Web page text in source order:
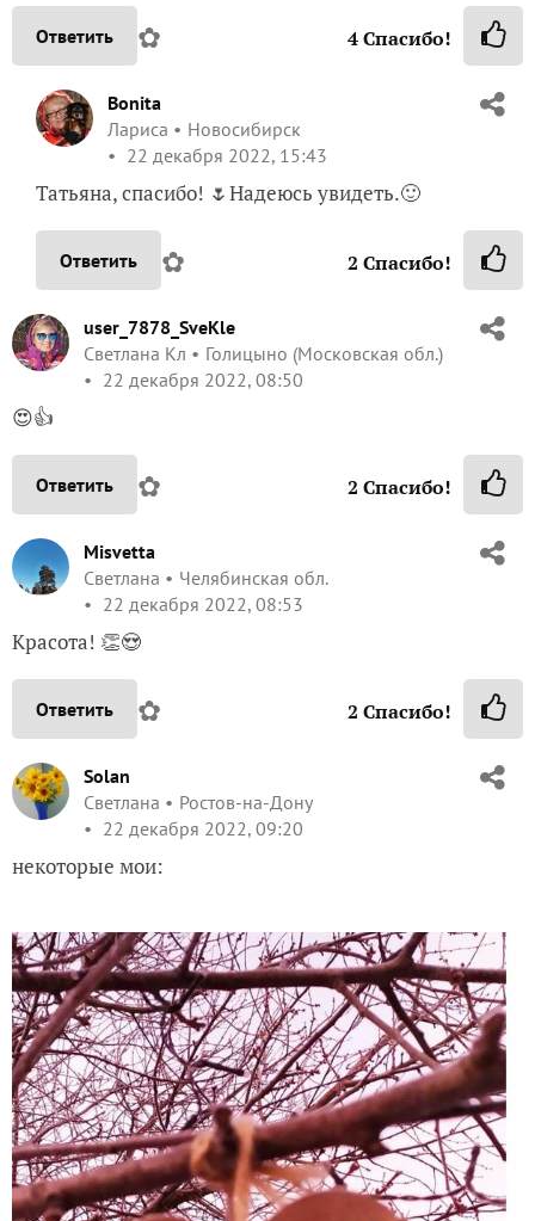
Ответить ✿ 4Спасибо!
Bonita
Лариса
Новосибирск
22 декабря 2022, 15:43
Татьяна, спасибо! 🌷Надеюсь увидеть.🙂
Ответить ✿ 2 Спасибо!
user_7878_SveKle
Светлана Кл
Голицыно (Московская обл.)
22 декабря 2022, 08:50
😍👍
Ответить ✿ 2 Спасибо!
Misvetta
Светлана
Челябинская обл.
22 декабря 2022, 08:53
Красота! 👏😍
Ответить ✿ 2 Спасибо!
Solan
Светлана
Ростов-на-Дону
22 декабря 2022, 09:20
некоторые мои: